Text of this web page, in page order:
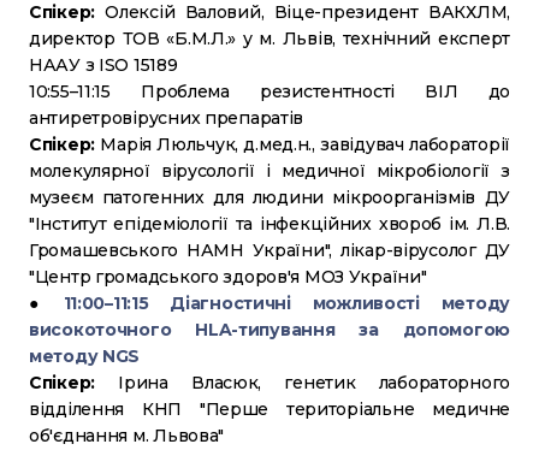
Спікер: Олексій Валовий, Віце-президент ВАКХЛМ,
директор ТОВ «Б.М.Л.» у м. Львів, технічний експерт
НААУ з ISO 15189
10:55–11:15 Проблема резистентності ВІЛ до
антиретровірусних препаратів
Спікер: Марія Люльчук, д.мед.н., завідувач лабораторії
молекулярної вірусології і медичної мікробіології з
музеєм патогенних для людини мікроорганізмів ДУ
"Інститут епідеміології та інфекційних хвороб ім. Л.В.
Громашевського НАМН України", лікар-вірусолог ДУ
"Центр громадського здоров'я МОЗ України"
● 11:00–11:15 Діагностичні можливості методу
високоточного HLA-типування за допомогою
методу NGS
Спікер: Ірина Власюк, генетик лабораторного
відділення КНП "Перше територіальне медичне
об'єднання м. Львова"